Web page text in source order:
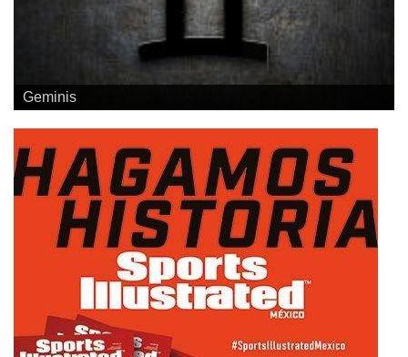
Geminis